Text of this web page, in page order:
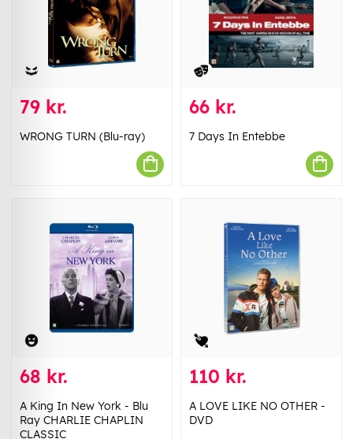
79 kr.
WRONG TURN (Blu-ray)
66 kr.
7 Days In Entebbe
68 kr.
A King In New York - Blu
Ray CHARLIE CHAPLIN
CLASSIC
110 kr.
A LOVE LIKE NO OTHER -
DVD